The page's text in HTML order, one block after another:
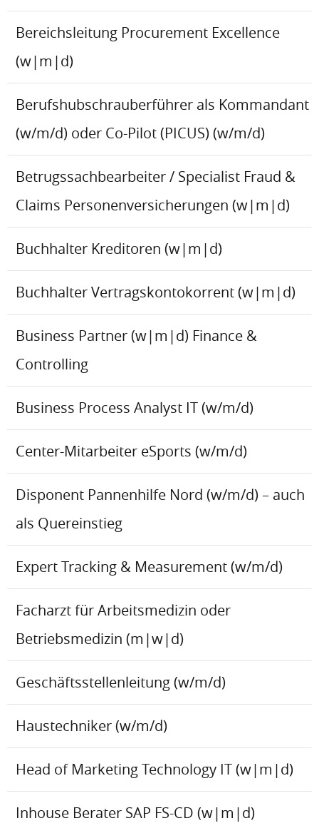
Bereichsleitung Procurement Excellence
(w|m|d)
Berufshubschrauberführer als Kommandant
(w/m/d) oder Co-Pilot (PICUS) (w/m/d)
Betrugssachbearbeiter / Specialist Fraud &
Claims Personenversicherungen (w|m|d)
Buchhalter Kreditoren (w|m|d)
Buchhalter Vertragskontokorrent (w|m|d)
Business Partner (w|m|d) Finance &
Controlling
Business Process Analyst IT (w/m/d)
Center-Mitarbeiter eSports (w/m/d)
Disponent Pannenhilfe Nord (w/m/d) – auch
als Quereinstieg
Expert Tracking & Measurement (w/m/d)
Facharzt für Arbeitsmedizin oder
Betriebsmedizin (m|w|d)
Geschäftsstellenleitung (w/m/d)
Haustechniker (w/m/d)
Head of Marketing Technology IT (w|m|d)
Inhouse Berater SAP FS-CD (w|m|d)